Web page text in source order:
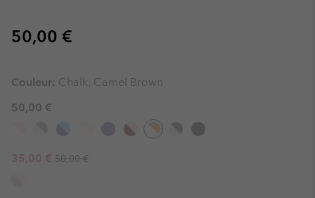
Regular price:
50,00 €
Couleur: Chalk, Camel Brown
50,00 €
Sale price:
35,00 € Regular price:
50,00 €